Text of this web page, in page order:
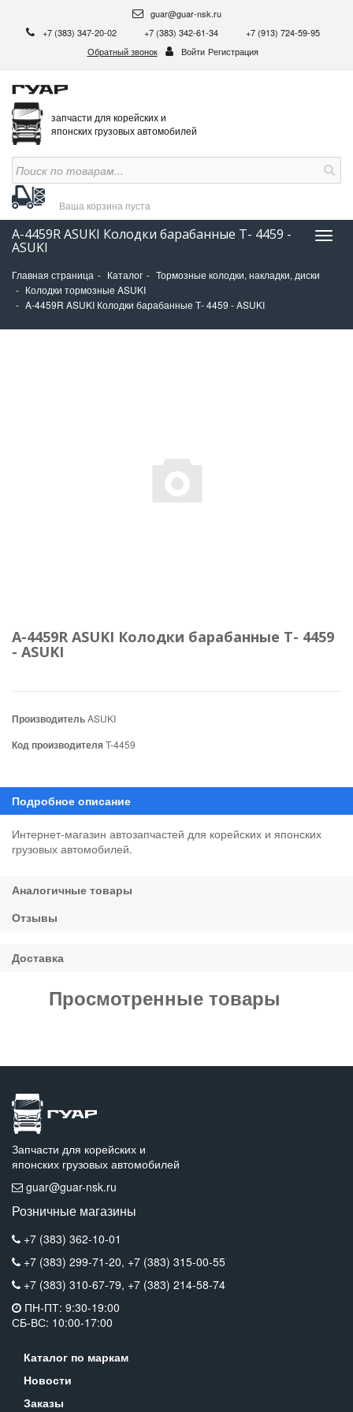
guar@guar-nsk.ru
+7 (383) 347-20-02
+7 (383) 342-61-34
+7 (913) 724-59-95
Обратный звонок
Войти Регистрация
запчасти для корейских и
японских грузовых автомобилей
Ваша корзина пуста
A-4459R ASUKI Колодки барабанные Т- 4459 -
ASUKI
Главная страница Каталог
Тормозные колодки, накладки, диски
Колодки тормозные ASUKI
A-4459R ASUKI Колодки барабанные Т- 4459 - ASUKI
A-4459R ASUKI Колодки барабанные Т- 4459
- ASUKI
ПроизводительASUKI
Код производителяT-4459
Интернет-магазин автозапчастей для корейских и японских
грузовых автомобилей.
Просмотренные товары
Запчасти для корейских и
японских грузовых автомобилей
guar@guar-nsk.ru
Розничные магазины
+7 (383) 362-10-01
+7 (383) 299-71-20, +7 (383) 315-00-55
+7 (383) 310-67-79, +7 (383) 214-58-74
ПН-ПТ: 9:30-19:00
СБ-ВС: 10:00-17:00
Каталог по маркам
Новости
Заказы